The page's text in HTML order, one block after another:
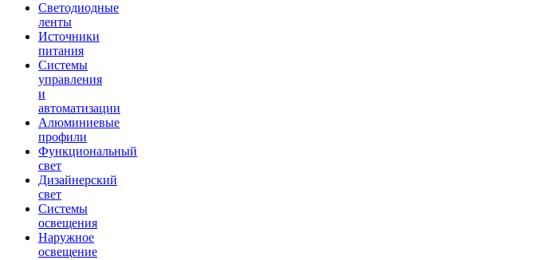
Светодиодные
ленты
Источники
питания
Системы
управления
и
автоматизации
Алюминиевые
профили
Функциональный
свет
Дизайнерский
свет
Системы
освещения
Наружное
освещение